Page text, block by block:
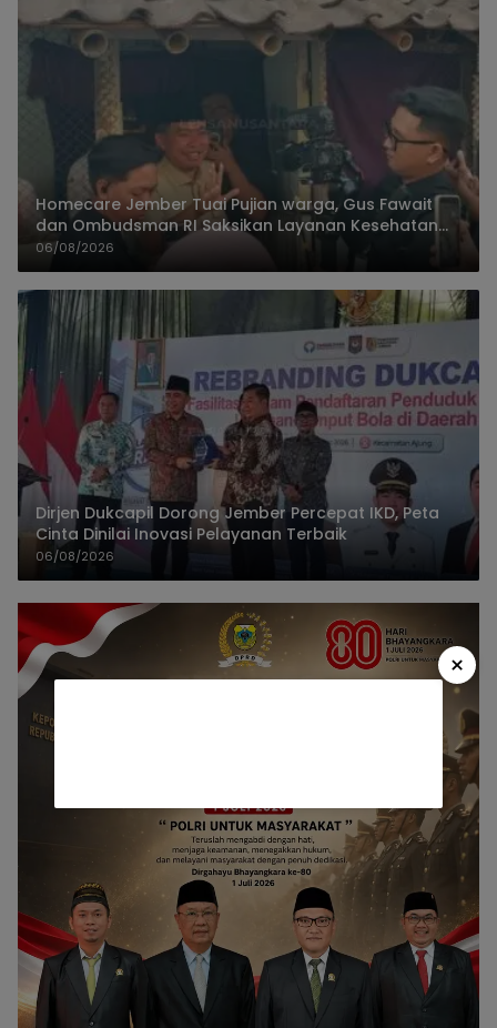
Homecare Jember Tuai Pujian warga, Gus Fawait
dan Ombudsman RI Saksikan Layanan Kesehatan
Rumah Pasien
06/08/2026
Dirjen Dukcapil Dorong Jember Percepat IKD, Peta
Cinta Dinilai Inovasi Pelayanan Terbaik
06/08/2026
×